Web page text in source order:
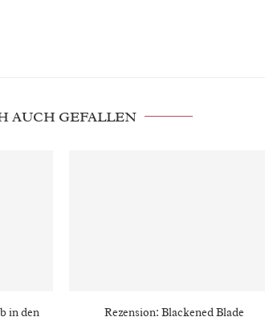
AUCH GEFALLEN
in den
Rezension: Blackened Blade